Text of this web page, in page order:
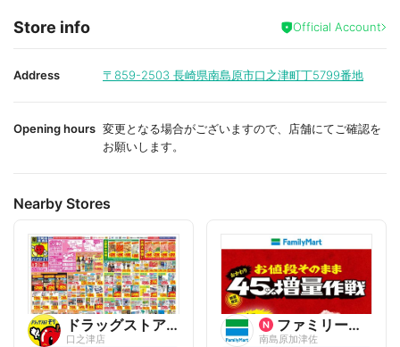
i
t
a
i
t
Store info Official Account
Address 〒859-2503 長崎県南島原市口之津町丁5799番地
Opening hours 変更となる場合がございますので、店舗にてご確認を
お願いします。
Nearby Stores
ドラッグストアモリ
口之津店
ファミリーマート
南島原加津佐